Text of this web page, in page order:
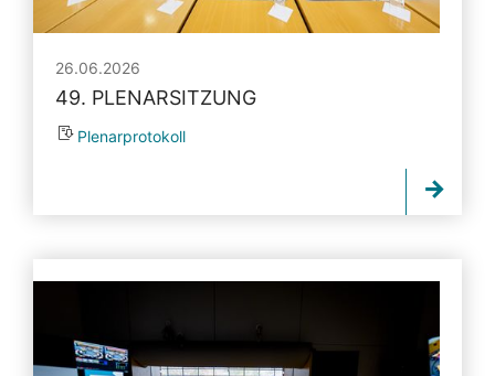
26.06.2026
49. PLENARSITZUNG
Plenarprotokoll